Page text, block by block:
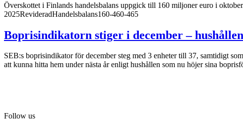
Överskottet i Finlands handelsbalans uppgick till 160 miljoner euro i
2025RevideradHandelsbalans160-460-465
Boprisindikatorn stiger i december –
SEB:s boprisindikator för december steg med 3 enheter till 37, samtidigt
att kunna hitta hem under nästa år enligt hushållen som nu höjer sina
Follow us